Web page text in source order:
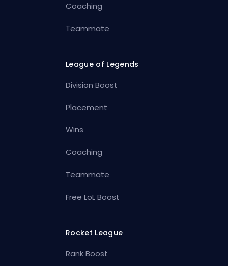
Coaching
Teammate
League of Legends
Division Boost
Placement
Wins
Coaching
Teammate
Free LoL Boost
Rocket League
Rank Boost